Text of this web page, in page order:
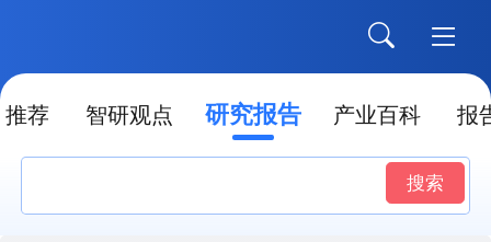
推荐 智研观点 研究报告 产业百科 报
搜索